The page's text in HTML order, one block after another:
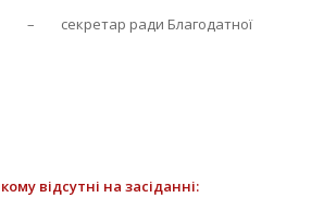
секретар ради Благодатної
відсутні на засіданні: